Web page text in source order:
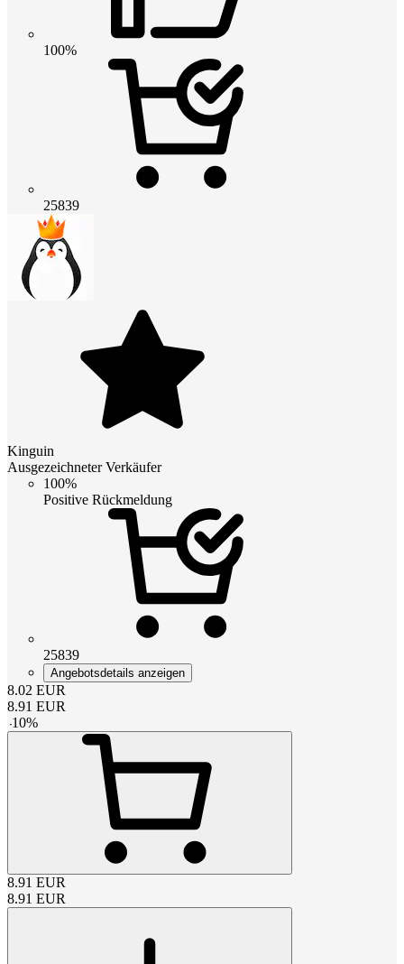
100%
25839
Kinguin
Ausgezeichneter Verkäufer
100%
Positive Rückmeldung
25839
Angebotsdetails anzeigen
8.02 EUR
8.91 EUR
-10%
8.91 EUR
8.91 EUR